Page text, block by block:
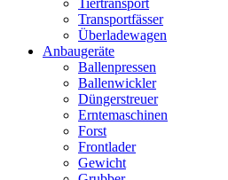
Tiertransport
Transportfässer
Überladewagen
Anbaugeräte
Ballenpressen
Ballenwickler
Düngerstreuer
Erntemaschinen
Forst
Frontlader
Gewicht